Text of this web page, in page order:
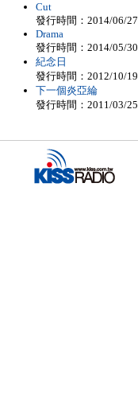
Cut
發行時間：2014/06/27
Drama
發行時間：2014/05/30
紀念日
發行時間：2012/10/19
下一個炎亞綸
發行時間：2011/03/25